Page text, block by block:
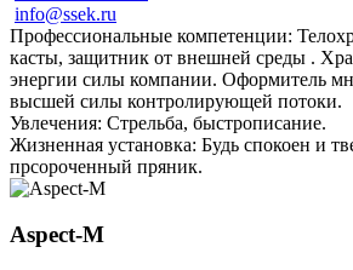
info@ssek.ru
Профессиональные компетенции:
касты, защитник от внешней среды .
энергии силы компании. Оформитель
высшей силы контролирующей потоки.
Увлечения: Стрельба, быстрописание.
Жизненная установка: Будь спокоен и
прсороченный пряник.
Aspeсt-M